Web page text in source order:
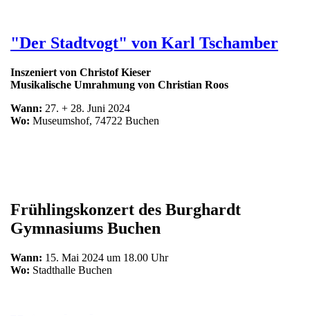
"Der Stadtvogt" von Karl Tschamber
Inszeniert von Christof Kieser
Musikalische Umrahmung von Christian Roos
Wann: 27. + 28. Juni 2024
Wo: Museumshof, 74722 Buchen
Frühlingskonzert des Burghardt
Gymnasiums Buchen
Wann: 15. Mai 2024 um 18.00 Uhr
Wo: Stadthalle Buchen